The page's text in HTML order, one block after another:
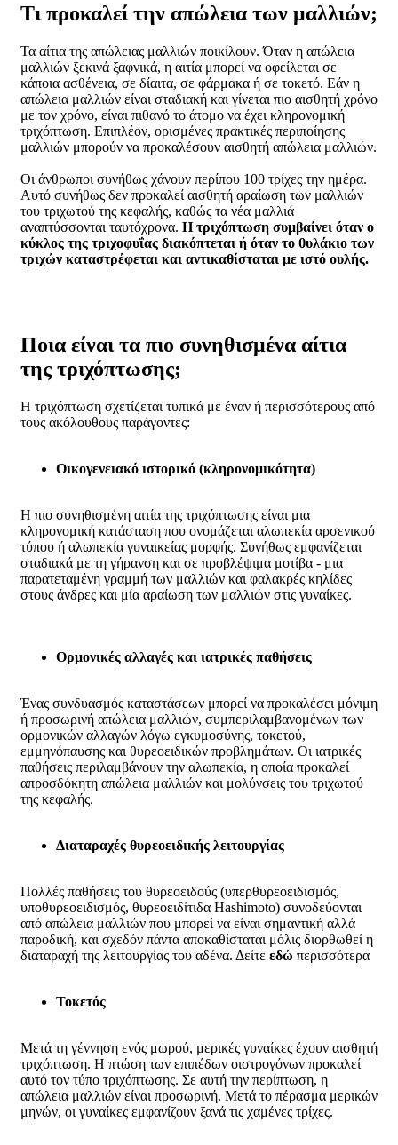
Τι προκαλεί την απώλεια των μαλλιών;
Τα αίτια της απώλειας μαλλιών ποικίλουν. Όταν η απώλεια
μαλλιών ξεκινά ξαφνικά, η αιτία μπορεί να οφείλεται σε
κάποια ασθένεια, σε δίαιτα, σε φάρμακα ή σε τοκετό. Εάν η
απώλεια μαλλιών είναι σταδιακή και γίνεται πιο αισθητή χρόνο
με τον χρόνο, είναι πιθανό το άτομο να έχει κληρονομική
τριχόπτωση. Επιπλέον, ορισμένες πρακτικές περιποίησης
μαλλιών μπορούν να προκαλέσουν αισθητή απώλεια μαλλιών.
Οι άνθρωποι συνήθως χάνουν περίπου 100 τρίχες την ημέρα.
Αυτό συνήθως δεν προκαλεί αισθητή αραίωση των μαλλιών
του τριχωτού της κεφαλής, καθώς τα νέα μαλλιά
αναπτύσσονται ταυτόχρονα. Η τριχόπτωση συμβαίνει όταν ο
κύκλος της τριχοφυΐας διακόπτεται ή όταν το θυλάκιο των
τριχών καταστρέφεται και αντικαθίσταται με ιστό ουλής.
Ποια είναι τα πιο συνηθισμένα αίτια
της τριχόπτωσης;
Η τριχόπτωση σχετίζεται τυπικά με έναν ή περισσότερους από
τους ακόλουθους παράγοντες:
Οικογενειακό ιστορικό (κληρονομικότητα)
Η πιο συνηθισμένη αιτία της τριχόπτωσης είναι μια
κληρονομική κατάσταση που ονομάζεται αλωπεκία αρσενικού
τύπου ή αλωπεκία γυναικείας μορφής. Συνήθως εμφανίζεται
σταδιακά με τη γήρανση και σε προβλέψιμα μοτίβα - μια
παρατεταμένη γραμμή των μαλλιών και φαλακρές κηλίδες
στους άνδρες και μία αραίωση των μαλλιών στις γυναίκες.
Ορμονικές αλλαγές και ιατρικές παθήσεις
Ένας συνδυασμός καταστάσεων μπορεί να προκαλέσει μόνιμη
ή προσωρινή απώλεια μαλλιών, συμπεριλαμβανομένων των
ορμονικών αλλαγών λόγω εγκυμοσύνης, τοκετού,
εμμηνόπαυσης και θυρεοειδικών προβλημάτων. Οι ιατρικές
παθήσεις περιλαμβάνουν την αλωπεκία, η οποία προκαλεί
απροσδόκητη απώλεια μαλλιών και μολύνσεις του τριχωτού
της κεφαλής.
Διαταραχές θυρεοειδικής λειτουργίας
Πολλές παθήσεις του θυρεοειδούς (υπερθυρεοειδισμός,
υποθυρεοειδισμός, θυρεοειδίτιδα Hashimoto) συνοδεύονται
από απώλεια μαλλιών που μπορεί να είναι σημαντική αλλά
παροδική, και σχεδόν πάντα αποκαθίσταται μόλις διορθωθεί η
διαταραχή της λειτουργίας του αδένα. Δείτε εδώ περισσότερα
Τοκετός
Μετά τη γέννηση ενός μωρού, μερικές γυναίκες έχουν αισθητή
τριχόπτωση. Η πτώση των επιπέδων οιστρογόνων προκαλεί
αυτό τον τύπο τριχόπτωσης. Σε αυτή την περίπτωση, η
απώλεια μαλλιών είναι προσωρινή. Μετά το πέρασμα μερικών
μηνών, οι γυναίκες εμφανίζουν ξανά τις χαμένες τρίχες.